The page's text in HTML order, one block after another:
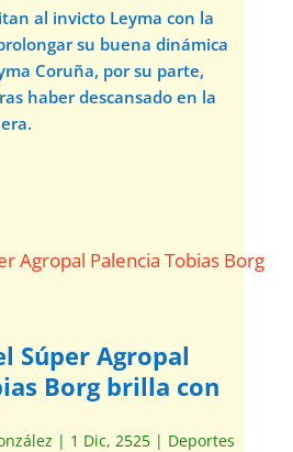
al invicto Leyma con la
su buena dinámica
Coruña, por su parte,
haber descansado en la
Súper Agropal
Borg brilla con
| 1 Dic, 2525| Deportes